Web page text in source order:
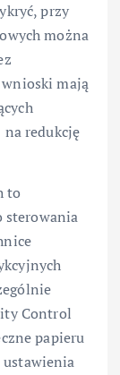
przy
można
mają
redukcję
to
sterowania
Control
papieru